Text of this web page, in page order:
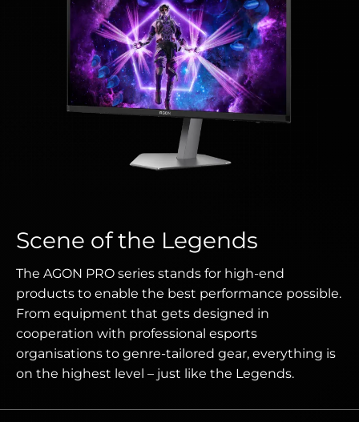
Scene of the Legends
The AGON PRO series stands for high-end
products to enable the best performance possible.
From equipment that gets designed in
cooperation with professional esports
organisations to genre-tailored gear, everything is
on the highest level – just like the Legends.